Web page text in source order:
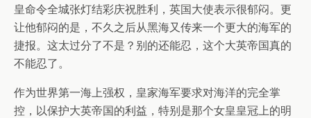
皇命令全城张灯结彩庆祝胜利，英国大使表示很郁闷。更
让他郁闷的是，不久之后从黑海又传来一个更大的海军的
捷报。这太过分了不是？别的还能忍，这个大英帝国真的
不能忍了。
作为世界第一海上强权，皇家海军要求对海洋的完全掌
控，以保护大英帝国的利益，特别是那个女皇皇冠上的明